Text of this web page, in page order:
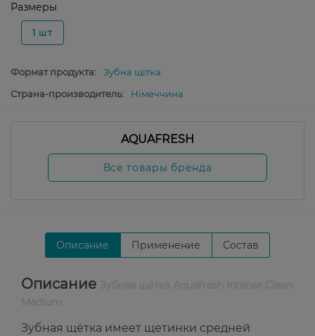
Размеры
1 шт
Формат продукта:
Зубна щітка
Страна-производитель:
Німеччина
AQUAFRESH
Все товары бренда
Описание Применение Состав
Описание
Зубная щётка имеет щетинки средней